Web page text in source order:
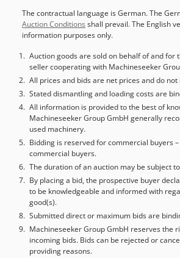
The contractual language is German. The
Auction Conditions shall prevail. The English
information purposes only.
Auction goods are sold on behalf of and for
seller cooperating with Machineseeker
All prices and bids are net prices and do not
Stated dismantling and loading costs are
All information is provided to the best of
Machineseeker Group GmbH generally
used machinery.
Bidding is reserved for commercial buyers
commercial buyers.
The duration of an auction may be subject
By placing a bid, the prospective buyer
to be knowledgeable and informed with
good(s).
Submitted direct or maximum bids are
Machineseeker Group GmbH reserves the
incoming bids. Bids can be rejected or
providing reasons.